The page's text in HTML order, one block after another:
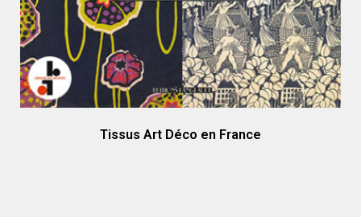
Tissus Art Déco en France